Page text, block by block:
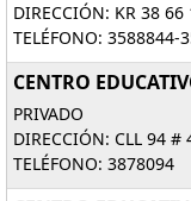
DIRECCIÓN: KR 38
TELÉFONO: 3588844-
CENTRO
PRIVADO
DIRECCIÓN: CLL 94 #
TELÉFONO: 3878094